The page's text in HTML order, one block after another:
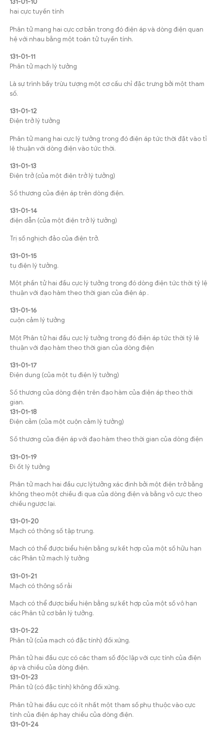
131-01-10
hai cực tuyến tính
Phân tử mạng hai cực cơ bản trong đó điện áp và dòng điện quan
hệ với nhau bằng một toán tử tuyến tính.
131-01-11
Phân tử mạch lý tưởng
Là sự trình bầy trừu tượng một cơ cấu chỉ đặc trưng bởi một tham
số.
131-01-12
Điện trở lý tưởng
Phân tử mạng hai cực lý tưởng trong đó điện áp tức thời đặt vào tỉ
lệ thuận với dòng điện vào tức thời.
131-01-13
Điện trở (của một điện trở lý tưởng)
Số thương của điện áp trên dòng điện.
131-01-14
điện dẫn (của một điện trở lý tưởng)
Trị số nghịch đảo của điện trở.
131-01-15
tụ điện lý tưởng.
Một phần tử hai đầu cực lý tưởng trong đó dòng điện tức thời tỷ lệ
thuận với đạo hàm theo thời gian của điện áp .
131-01-16
cuộn cảm lý tưởng
Một Phân tử hai đầu cực lý tưởng trong đó điện áp tức thời tỷ lê
thuận với đạo hàm theo thời gian của dòng điện
131-01-17
Điện dung (của một tụ điện lý tưởng)
Số thương của dòng điện trên đạo hàm của điện áp theo thời
gian.
131-01-18
Điện cảm (của một cuộn cảm lý tưởng)
Số thương của điện áp với đạo hàm theo thời gian của dòng điện
131-01-19
Đi ốt lý tưởng
Phân tử mạch hai đầu cực lýtưởng xác định bởi một điện trở bằng
không theo một chiều đi qua của dòng điện và bằng vô cực theo
chiều ngược lại.
131-01-20
Mạch có thông số tập trung.
Mạch có thể được biểu hiện bằng sự kết hợp của một số hữu hạn
các Phân tử mạch lý tưởng
131-01-21
Mạch có thông số rải
Mạch có thể được biểu hiện bằng sự kết hợp của một số vô hạn
các Phân tử cơ bản lý tưởng.
131-01-22
Phân tử (của mạch có đặc tính) đối xứng.
Phân tử hai đầu cực có các tham số độc lập với cực tính của điện
áp và chiều của dòng điện.
131-01-23
Phân tử (có đặc tính) không đối xứng.
Phân tử hai đầu cực có ít nhất một tham số phụ thuộc vào cực
tính của điện áp hay chiều của dòng điện.
131-01-24